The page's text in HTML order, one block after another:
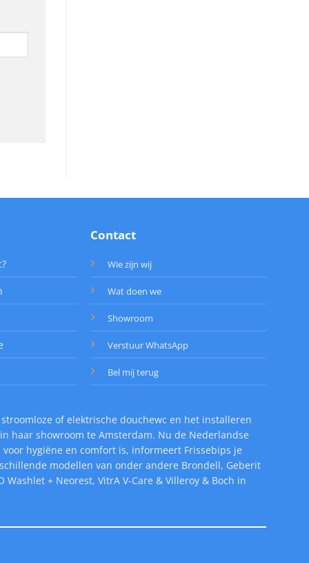
Contact
Wie zijn wij
Wat doen we
Showroom
Verstuur WhatsApp
Bel mij terug
of elektrische douchewc en het installeren
haar showroom te Amsterdam. Nu de Nederlandse
hygiëne en comfort is, informeert Frissebips je
modellen van onder andere Brondell, Geberit
Washlet + Neorest, VitrA V-Care & Villeroy & Boch in